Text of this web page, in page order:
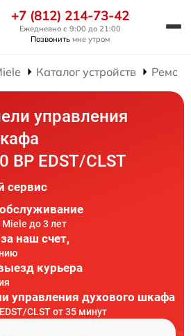
+7 (812) 214-73-42
Ежедневно с 9:00 до 21:00
Позвонить мне утром
Каталог устройств
управления
BP EDST/CLST
сервис
до 3 лет
наш счет,
курьера
управления духового шкафа
CLST от 35 минут